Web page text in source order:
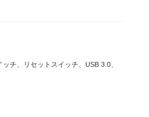
チ、リセットスイッチ、USB 3.0、